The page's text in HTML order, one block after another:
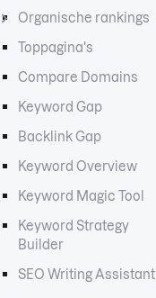
Organische rankings
Toppagina's
Compare Domains
Keyword Gap
Backlink Gap
Keyword Overview
Keyword Magic Tool
Keyword Strategy
Builder
SEO Writing Assistant